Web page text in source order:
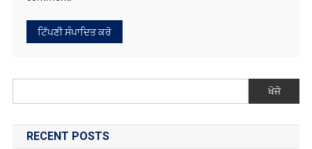
ਖੋਜੋ
RECENT POSTS